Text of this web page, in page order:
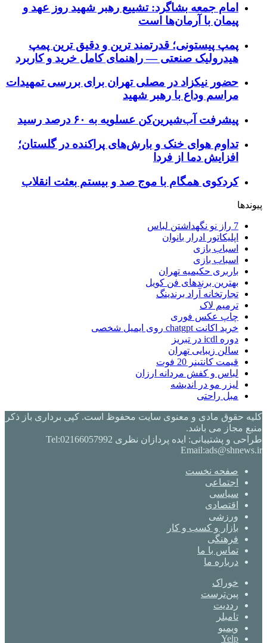
امام جمعه بشاگرد: تشییع رهبر شهید روز عهد و
پیمان با آرمان‌ها است
پمپ پیستونی؛ قدرتمند ترین و دقیق‌ ترین پمپ
هیدرولیک صنعتی — راهنمای کامل خرید و کاربرد
حضور نیکزاد در مصلی تهران برای بررسی تمهیدات
مراسم وداع با رهبر شهید
پیشرفت آب‌شیرین‌کن عسلویه به ۶۰ درصد رسید
تداوم هوای خنک و بارش‌های پراکنده در گلستان؛
افزایش دما از فردا
کردکوی همگام با موج صد و بیستم بعثت انقلاب
پیوندها
7 راز نو نگهداشتن لباس
اپلیکاتور ادرار بانوان
اسباب بازی
اسباب بازی
باربری حکیمیه تهران
بهترین برندهای فن کویل
تجارتخانه آراد برندینگ
ترمیم لاک
چاپ عکس فوری
خرید اکانت chatgpt روی ایمیل شخصی
دوره icdl در تبریز
سالن زیبایی تهران
قیمت کانتینر 20 فوت
لباس و کفش مردانه ارزان
لیزر مو در اندیشه
مبل راحتی
کلیه حقوق مادی و معنوی سایت محفوظ است. کپی برداری باز ذکر
منبع مجاز می باشد.
طراحی و پشتیبانی: ایده پردازان نظری Tel:02166057992
Email:ads@shnews.ir
صفحه نخست
اجتماعی
سیاسی
اقتصادی
ورزشی
بازار و کسب و کار
فرهنگی
تماس با ما
درباره ما
خوراک
‫پین‌ترست
‫رددیت
‫تامبلر
ویمیو
Yelp